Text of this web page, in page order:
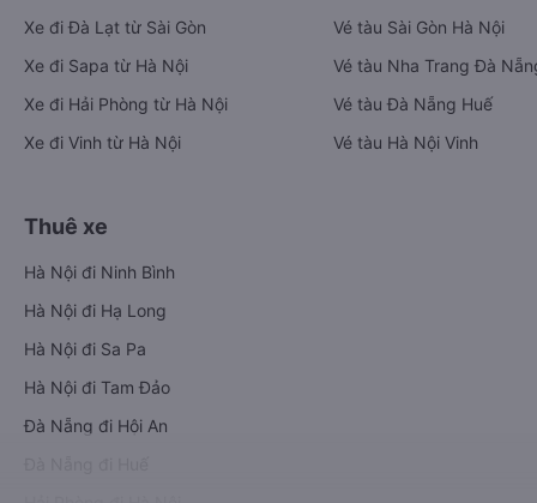
Xe đi Đà Lạt từ Sài Gòn
Xe đi Sapa từ Hà Nội
Xe đi Hải Phòng từ Hà Nội
Xe đi Vinh từ Hà Nội
Vé tàu Sài Gòn Hà Nội
Vé tàu Nha Trang Đà
Vé tàu Đà Nẵng Huế
Vé tàu Hà Nội Vinh
Thuê xe
Hà Nội đi Ninh Bình
Hà Nội đi Hạ Long
Hà Nội đi Sa Pa
Hà Nội đi Tam Đảo
Đà Nẵng đi Hội An